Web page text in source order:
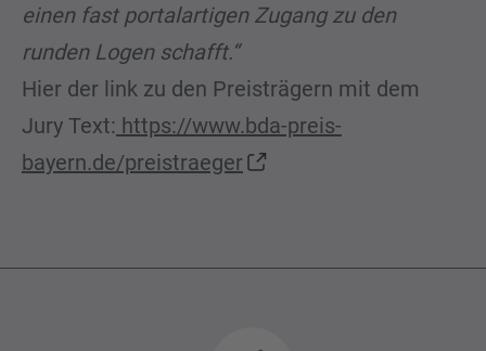
einen fast portalartigen Zugang zu den
runden Logen schafft.“
Hier der link zu den Preisträgern mit dem
Jury Text: https://www.bda-preis-
bayern.de/preistraeger